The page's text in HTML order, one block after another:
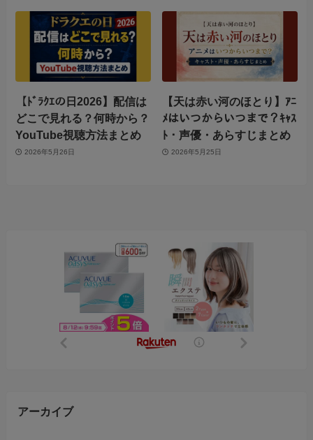
【ﾄﾞﾗｸｴの日2026】配信は
どこで見れる？何時から？
YouTube視聴方法まとめ
2026年5月26日
【天は赤い河のほとり】ｱﾆ
ﾒはいつからいつまで？ｷｬｽ
ﾄ・声優・あらすじまとめ
2026年5月25日
アーカイブ